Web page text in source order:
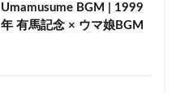
Umamusume BGM | 1999
年 有馬記念 × ウマ娘BGM